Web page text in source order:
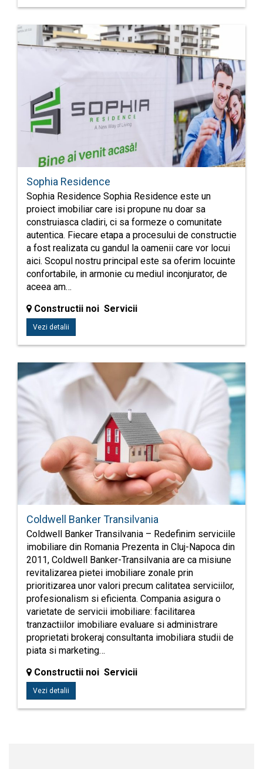
Sophia Residence
Sophia Residence Sophia Residence este un
proiect imobiliar care isi propune nu doar sa
construiasca cladiri, ci sa formeze o comunitate
autentica. Fiecare etapa a procesului de constructie
a fost realizata cu gandul la oamenii care vor locui
aici. Scopul nostru principal este sa oferim locuinte
confortabile, in armonie cu mediul inconjurator, de
aceea am…
Constructii noi Servicii
Vezi detalii
Coldwell Banker Transilvania
Coldwell Banker Transilvania – Redefinim serviciile
imobiliare din Romania Prezenta in Cluj-Napoca din
2011, Coldwell Banker-Transilvania are ca misiune
revitalizarea pietei imobiliare zonale prin
prioritizarea unor valori precum calitatea serviciilor,
profesionalism si eficienta. Compania asigura o
varietate de servicii imobiliare: facilitarea
tranzactiilor imobiliare evaluare si administrare
proprietati brokeraj consultanta imobiliara studii de
piata si marketing…
Constructii noi Servicii
Vezi detalii